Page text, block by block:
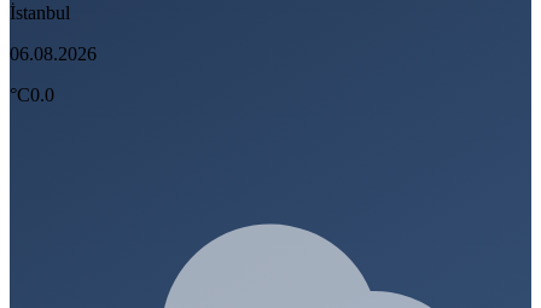
İstanbul
06.08.2026
°C0.0